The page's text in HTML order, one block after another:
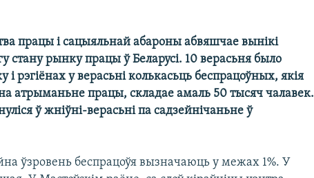
працы і сацыяльнай абароны абвяшчае вынікі
стану рынку працы ў Беларусі. 10 верасьня было
рэгіёнах у верасьні колькасьць беспрацоўных, якія
атрыманьне працы, складае амаль 50 тысяч чалавек.
ў жніўні-верасьні па садзейнічаньне ў
ўзровень беспрацоўя вызначаюць у межах 1%. У